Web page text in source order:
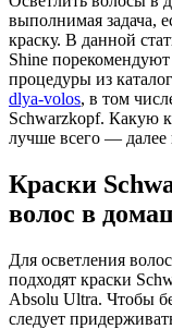
выполнимая задача,
краску. В данной
Shine
процедуры из
dlya-volos, в том
Schwarzkopf. Какую
лучше всего — далее
Краски
волос в
Для осветления
подходят краски
Absolu Ultra. Чтобы
следует